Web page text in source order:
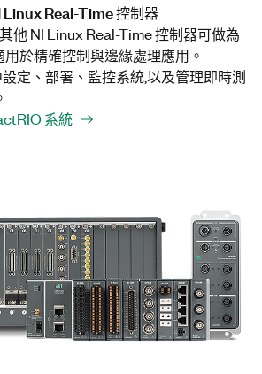
Real-Time 控制器
他 NI Linux Real-Time 控制器可做為
於精確控制與邊緣處理應用。
定、部署、監控系統,以及管理即時測
系統